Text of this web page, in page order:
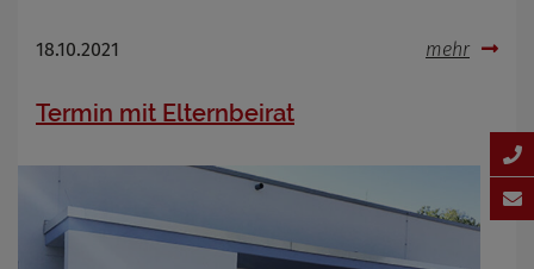
18.10.2021 mehr
Termin mit Elternbeirat